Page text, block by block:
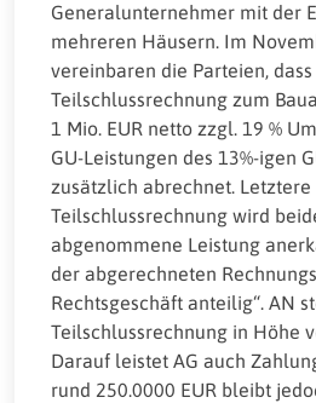
Generalunternehmer mit der
mehreren Häusern. Im
vereinbaren die Parteien,
Teilschlussrechnung zum
1 Mio. EUR netto zzgl. 19 %
GU-Leistungen des 13%-igen
zusätzlich abrechnet. Letztere
Teilschlussrechnung wird
abgenommene Leistung
der abgerechneten
Rechtsgeschäft anteilig“. AN
Teilschlussrechnung in Höhe
Darauf leistet AG auch
rund 250.0000 EUR bleibt